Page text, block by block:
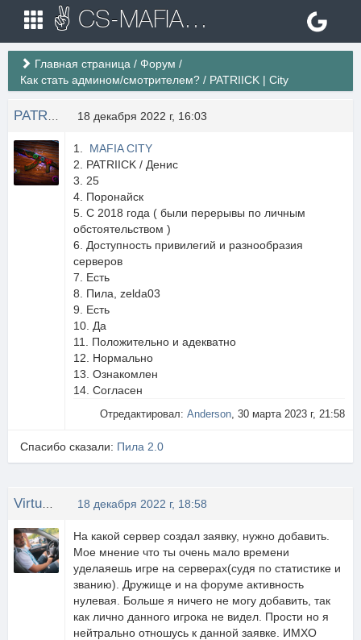
✌ CS-MAFIA.RU ✌ Игровые сервера Counter Strike 1.6
Главная страница / Форум /
Как стать админом/смотрителем? / PATRIICK | City
18 декабря 2022 г, 16:03
1.
MAFIA CITY
2. PATRIICK / Денис
3. 25
4. Поронайск
5. С 2018 года ( были перерывы по личным
обстоятельством )
6. Доступность привилегий и разнообразия
серверов
7. Есть
8. Пила, zelda03
9. Есть
10. Да
11. Положительно и адекватно
12. Нормально
13. Ознакомлен
14. Согласен
Отредактировал: Anderson, 30 марта 2023 г, 21:58
Спасибо сказали: Пила 2.0
18 декабря 2022 г, 18:58
На какой сервер создал заявку, нужно добавить.
Мое мнение что ты очень мало времени
уделаяешь игре на серверах(судя по статистике и
званию). Дружище и на форуме активность
нулевая. Больше я ничего не могу добавить, так
как лично данного игрока не видел. Прости но я
нейтрально отношусь к данной заявке. ИМХО